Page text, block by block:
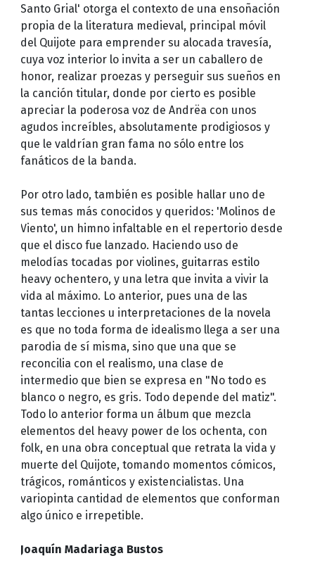
Santo Grial' otorga el contexto de una ensoñación
propia de la literatura medieval, principal móvil
del Quijote para emprender su alocada travesía,
cuya voz interior lo invita a ser un caballero de
honor, realizar proezas y perseguir sus sueños en
la canción titular, donde por cierto es posible
apreciar la poderosa voz de Andrëa con unos
agudos increíbles, absolutamente prodigiosos y
que le valdrían gran fama no sólo entre los
fanáticos de la banda.
Por otro lado, también es posible hallar uno de
sus temas más conocidos y queridos: 'Molinos de
Viento', un himno infaltable en el repertorio desde
que el disco fue lanzado. Haciendo uso de
melodías tocadas por violines, guitarras estilo
heavy ochentero, y una letra que invita a vivir la
vida al máximo. Lo anterior, pues una de las
tantas lecciones u interpretaciones de la novela
es que no toda forma de idealismo llega a ser una
parodia de sí misma, sino que una que se
reconcilia con el realismo, una clase de
intermedio que bien se expresa en "No todo es
blanco o negro, es gris. Todo depende del matiz".
Todo lo anterior forma un álbum que mezcla
elementos del heavy power de los ochenta, con
folk, en una obra conceptual que retrata la vida y
muerte del Quijote, tomando momentos cómicos,
trágicos, románticos y existencialistas. Una
variopinta cantidad de elementos que conforman
algo único e irrepetible.
Joaquín Madariaga Bustos